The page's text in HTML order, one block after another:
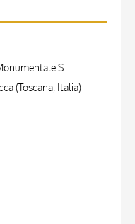
S.
(Toscana, Italia)